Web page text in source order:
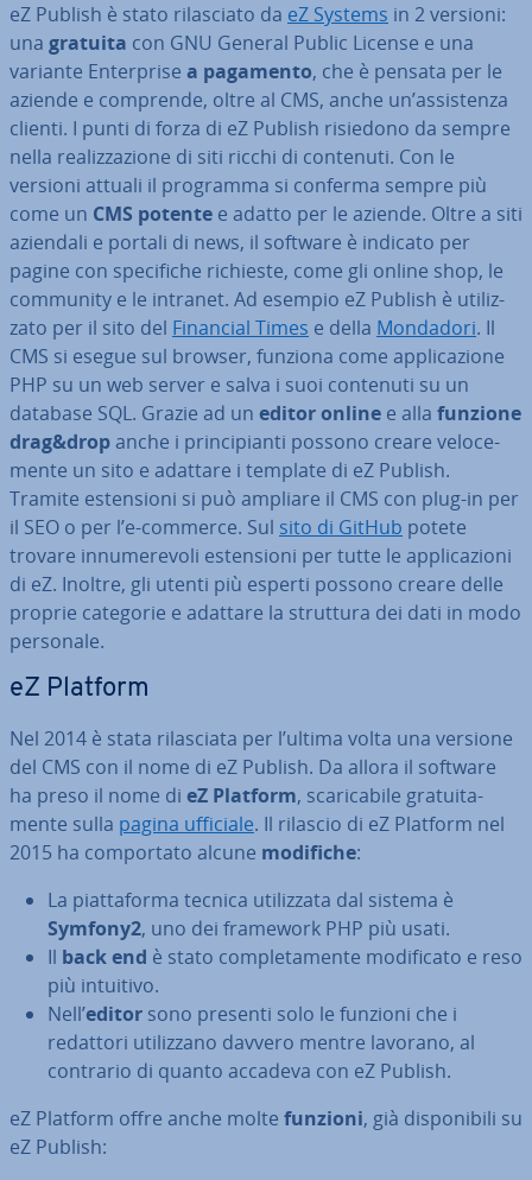
eZ Publish è stato ri­la­scia­to da eZ Systems in 2 versioni:
una gratuita con GNU General Public License e una
variante En­ter­pri­se a pagamento, che è pensata per le
aziende e comprende, oltre al CMS, anche un’as­si­sten­za
clienti. I punti di forza di eZ Publish risiedono da sempre
nella rea­liz­za­zio­ne di siti ricchi di contenuti. Con le
versioni attuali il programma si conferma sempre più
come un CMS potente e adatto per le aziende. Oltre a siti
aziendali e portali di news, il software è indicato per
pagine con spe­ci­fi­che richieste, come gli online shop, le
community e le intranet. Ad esempio eZ Publish è uti­liz­
za­to per il sito del Financial Times e della Mondadori. Il
CMS si esegue sul browser, funziona come ap­pli­ca­zio­ne
PHP su un web server e salva i suoi contenuti su un
database SQL. Grazie ad un editor online e alla funzione
drag&dropanche i prin­ci­pian­ti possono creare ve­lo­ce­
men­te un sito e adattare i template di eZ Publish.
Tramite esten­sio­ni si può ampliare il CMS con plug-in per
il SEO o per l’e-commerce. Sul sito di GitHub potete
trovare in­nu­me­re­vo­li esten­sio­ni per tutte le ap­pli­ca­zio­ni
di eZ. Inoltre, gli utenti più esperti possono creare delle
proprie categorie e adattare la struttura dei dati in modo
personale.
eZ Platform
Nel 2014 è stata ri­la­scia­ta per l’ultima volta una versione
del CMS con il nome di eZ Publish. Da allora il software
ha preso il nome di eZ Platform, sca­ri­ca­bi­le gra­tui­ta­
men­te sulla pagina ufficiale. Il rilascio di eZ Platform nel
2015 ha com­por­ta­to alcune modifiche:
La piat­ta­for­ma tecnica uti­liz­za­ta dal sistema è
Symfony2, uno dei framework PHP più usati.
Il back end è stato com­ple­ta­men­te mo­di­fi­ca­to e reso
più intuitivo.
Nell’editor sono presenti solo le funzioni che i
redattori uti­liz­za­no davvero mentre lavorano, al
contrario di quanto accadeva con eZ Publish.
eZ Platform offre anche molte funzioni, già di­spo­ni­bi­li su
eZ Publish: